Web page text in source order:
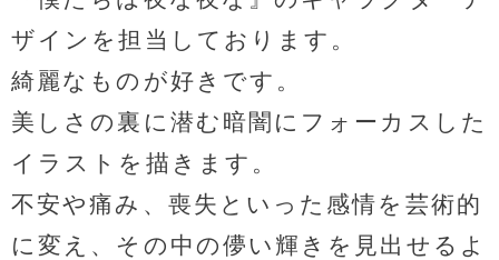
ザインを担当しております。
綺麗なものが好きです。
美しさの裏に潜む暗闇にフォーカスした
イラストを描きます。
不安や痛み、喪失といった感情を芸術的
に変え、その中の儚い輝きを見出せるよ